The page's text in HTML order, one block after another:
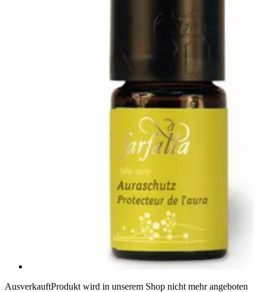
AusverkauftProdukt wird in unserem Shop nicht mehr angeboten